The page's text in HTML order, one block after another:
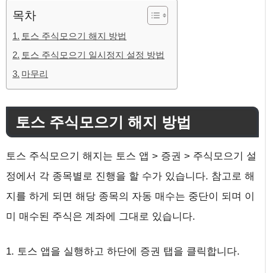
목차
토스 주식모으기 해지 방법
토스 주식모으기 일시정지 설정 방법
마무리
토스 주식모으기 해지 방법
토스 주식모으기 해지는 토스 앱 > 증권 > 주식모으기 설
정에서 각 종목별로 진행을 할 수가 있습니다. 참고로 해
지를 하게 되면 해당 종목의 자동 매수는 중단이 되며 이
미 매수된 주식은 계좌에 그대로 있습니다.
1. 토스 앱을 실행하고 하단에 증권 탭을 클릭합니다.